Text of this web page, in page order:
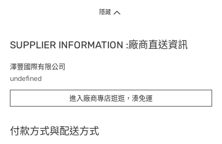
隱藏
SUPPLIER INFORMATION :廠商直送資訊
澤豐國際有限公司
undefined
進入廠商專店逛逛，湊免運
付款方式與配送方式